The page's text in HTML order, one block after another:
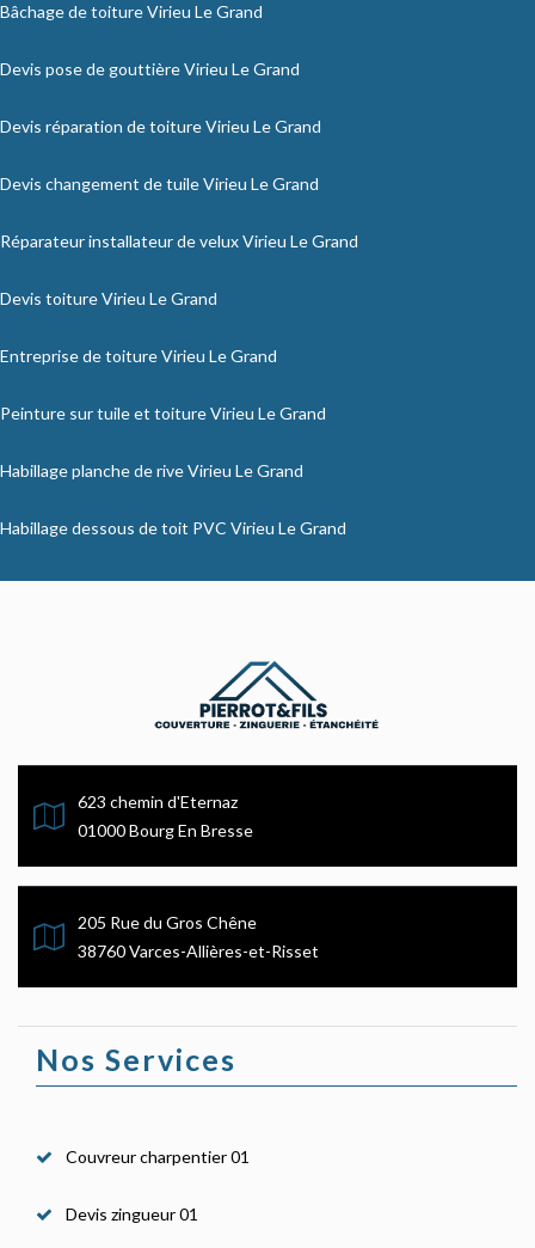
Bâchage de toiture Virieu Le Grand
Devis pose de gouttière Virieu Le Grand
Devis réparation de toiture Virieu Le Grand
Devis changement de tuile Virieu Le Grand
Réparateur installateur de velux Virieu Le Grand
Devis toiture Virieu Le Grand
Entreprise de toiture Virieu Le Grand
Peinture sur tuile et toiture Virieu Le Grand
Habillage planche de rive Virieu Le Grand
Habillage dessous de toit PVC Virieu Le Grand
623 chemin d'Eternaz
01000 Bourg En Bresse
205 Rue du Gros Chêne
38760 Varces-Allières-et-Risset
Nos Services
Couvreur charpentier 01
Devis zingueur 01